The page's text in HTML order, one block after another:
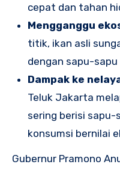
cepat dan tahan
Mengganggu
titik, ikan asli
dengan sapu-
Dampak ke
Teluk Jakarta
sering berisi
konsumsi bernilai
Gubernur Pramono